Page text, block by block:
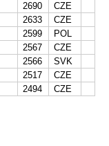
2690
CZE
2633
CZE
2599
POL
2567
CZE
2566
SVK
2517
CZE
2494 CZE